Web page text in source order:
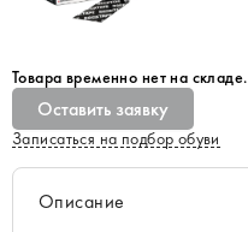
Товара временно нет на складе.
Оставить заявку
Записаться на подбор обуви
Описание